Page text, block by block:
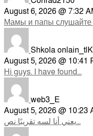
August 6, 2026 @ 7:32
Мамы и папы слушайте
Shkola
August 5, 2026 @ 10:41
Hi guys. I have found...
web3_E
August 5, 2026 @ 10:23
يعني أنا لسه تقريبًا نص...